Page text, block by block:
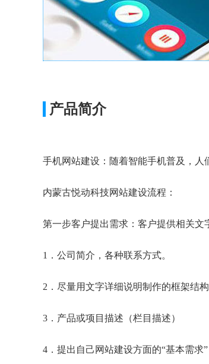
产品简介
手机网站建设：随着智能手机普及，
内蒙古悦动科技网站建设流程：
第一步客户提出需求：客户提供相关文
1．公司简介，各种联系方式。
2．尽量用文字详细说明制作的框架结构
3．产品或项目描述（栏目描述）
4．提出自己网站建设方面的“基本需求